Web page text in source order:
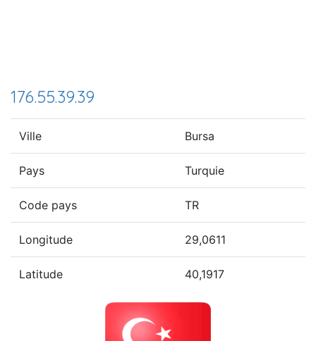
176.55.39.39
Ville Bursa
Pays Turquie
Code pays TR
Longitude 29,0611
Latitude 40,1917